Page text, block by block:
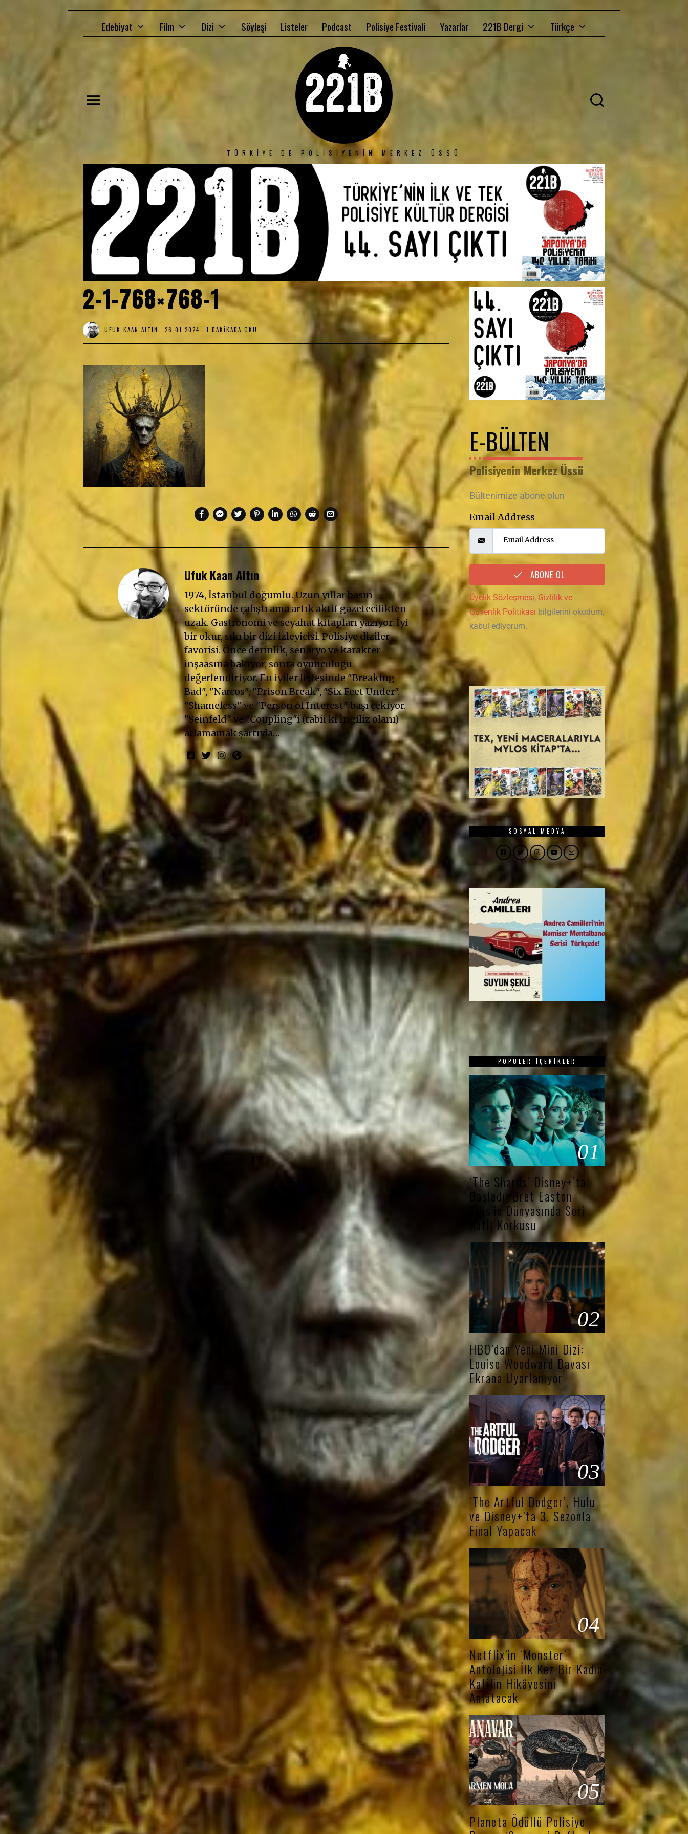
Edebiyat Film Dizi Söyleşi Listeler Podcast Polisiye Festivali Yazarlar 221B Dergi Türkçe
TÜRKIYE'DE POLISIYENIN MERKEZ ÜSSÜ
2-1-768×768-1
UFUK KAAN ALTIN 26.01.2024 1 DAKIKADA OKU
Ufuk Kaan Altın
1974, İstanbul doğumlu. Uzun yıllar basın
sektöründe çalıştı ama artık aktif gazetecilikten
uzak. Gastronomi ve seyahat kitapları yazıyor. İyi
bir okur, sıkı bir dizi izleyicisi. Polisiye diziler
favorisi. Önce derinlik, senaryo ve karakter
inşaasına bakıyor, sonra oyunculuğu
değerlendiriyor. En iyiler listesinde "Breaking
Bad", "Narcos", "Prison Break", "Six Feet Under".
"Shameless" ve "Person of Interest" başı çekiyor.
"Seinfeld" ve "Coupling"i (tabii ki İngiliz olanı)
atlamamak şartıyla…
E-BÜLTEN
Polisiyenin Merkez Üssü
Bültenimize abone olun
Email Address
ABONE OL
Üyelik Sözleşmesi, Gizlilik ve
Güvenlik Politikası bilgilerini okudum,
kabul ediyorum.
SOSYAL MEDYA
Facebook
TwitterInstagram
YouTubeEmail
POPÜLER İÇERIKLER
01
‘The Shards’ Disney+’ta
Başladı: Bret Easton
Ellis’in Dünyasında Seri
Katil Korkusu
02
HBO’dan Yeni Mini Dizi:
Louise Woodward Davası
Ekrana Uyarlanıyor
03
‘The Artful Dodger’, Hulu
ve Disney+’ta 3. Sezonla
Final Yapacak
04
Netflix’in ‘Monster’
Antolojisi İlk Kez Bir Kadın
Katilin Hikâyesini
Anlatacak
05
Planeta Ödüllü Polisiye